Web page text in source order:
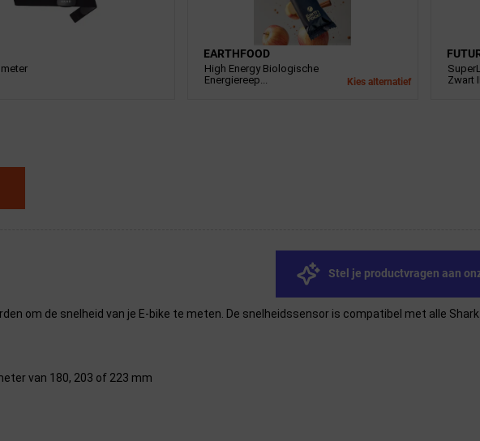
EARTHFOOD
High Energy Biologische
Energiereep...
Kies alternatief
Zwart II
Stel je productvragen aan
om de snelheid van je E-bike te meten. De snelheidssensor is compatibel met alle
van 180, 203 of 223 mm